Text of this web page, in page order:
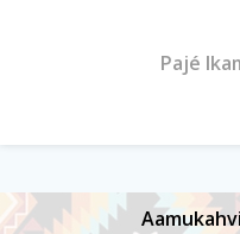
Pajé